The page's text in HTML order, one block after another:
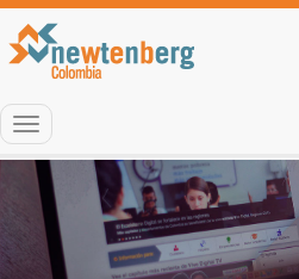
Menú